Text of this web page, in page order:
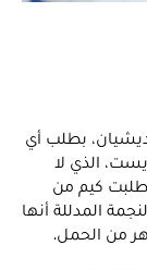
بطلب أي
الذي لا
طلبت كيم من
المدللة أنها
من الحمل.